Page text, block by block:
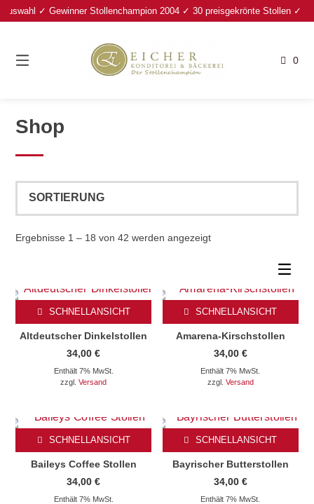
Springe
zum
✓ Gewinner Stollenchampion 2004 ✓ 30 preisgekrönte Stollen ✓
0
Shop
Ergebnisse 1 – 18 von 42 werden angezeigt
SCHNELLANSICHT
Altdeutscher Dinkelstollen
34,00€
Enthält 7% MwSt.
zzgl.Versand
SCHNELLANSICHT
Amarena-Kirschstollen
34,00 €
Enthält 7% MwSt.
zzgl. Versand
SCHNELLANSICHT
Baileys Coffee Stollen
34,00€
Enthält 7% MwSt.
SCHNELLANSICHT
Bayrischer Butterstollen
34,00 €
Enthält 7% MwSt.